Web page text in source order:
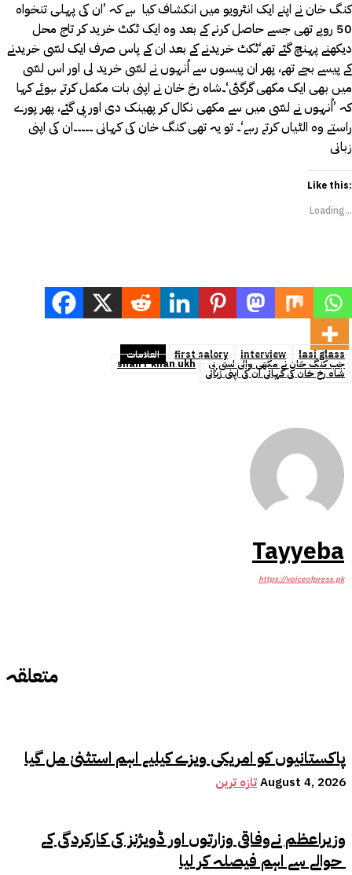
متعلقہ
پاکستانیوں کو امریکی ویزے کیلیے اہم استثنیٰ مل گیا
تازہ ترینAugust 4, 2026
وزیراعظم نےوفاقی وزارتوں اور ڈویژنز کی کارکردگی کے
حوالے سے اہم فیصلہ کر لیا
کنگ خان نے اپنے ایک انٹرویو میں انکشاف کیا ہے کہ ’ان کی پہلی تنخواہ
50 روپے تھی جسے حاصل کرنے کے بعد وہ ایک ٹکٹ خرید کر تاج محل
دیکھنے پہنچ گئے تھے‘ٹکٹ خریدنے کے بعد ان کے پاس صرف ایک لسّی خریدنے
کے پیسے بچے تھے، پھر ان پیسوں سے اُنہوں نے لسّی خرید لی اور اس لسّی
میں بھی ایک مکھی گرگئی‘۔شاہ رخ خان نے اپنی بات مکمل کرتے ہوئے کہا
کہ ’اُنہوں نے لسّی میں سے مکھی نکال کر پھینک دی اور پی گئے، پھر پورے
راستے وہ الٹیاں کرتے رہے‘۔ تو یہ تھی کنگ خان کی کہانی ۔۔۔۔۔ان کی اپنی
زبانی
Like this:
Loading...
العلامات first salory interview lasi glass
shah r khan ukh جب کنگ خان نے مکھی والی لسی پی
شاہ رخ خان کی کہانی ان کی اپنی زبانی
Tayyeba
https://voiceofpress.pk